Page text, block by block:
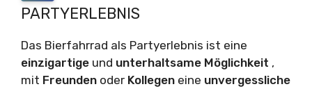
PARTYERLEBNIS
Das Bierfahrrad als Partyerlebnis ist eine
einzigartige und unterhaltsame Möglichkeit ,
mit Freunden oder Kollegen eine unvergessliche